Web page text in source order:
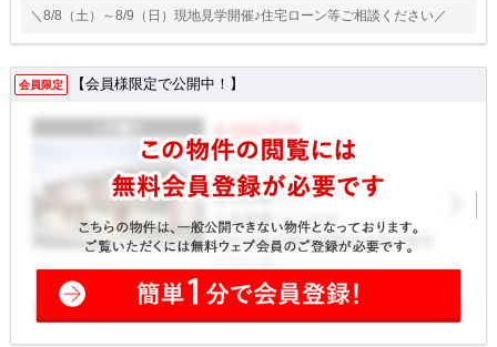
＼8/8（土）～8/9（日）現地見学開催♪住宅ローン等ご相談ください／
会員限定 【会員様限定で公開中！】